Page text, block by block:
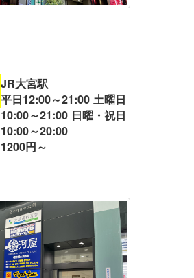
JR大宮駅
平日12:00～21:00 土曜日
10:00～21:00 日曜・祝日
10:00～20:00
1200円～